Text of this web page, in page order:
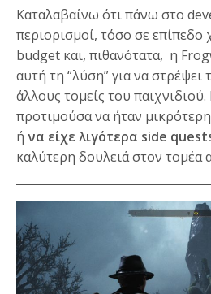
Καταλαβαίνω ότι πάνω στο
περιορισμοί, τόσο σε επίπεδο
budget και, πιθανότατα, η
αυτή τη “λύση” για να στρέψει
άλλους τομείς του
προτιμούσα να ήταν
ήνα είχε λιγότερα side
καλύτερη δουλειά στον τομέα